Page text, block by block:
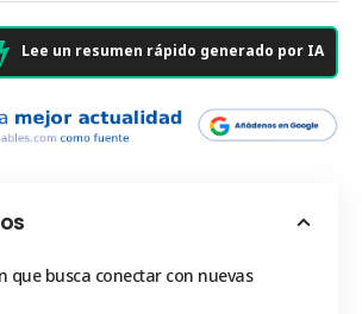
Lee un resumen rápido generado por IA
que busca conectar con nuevas